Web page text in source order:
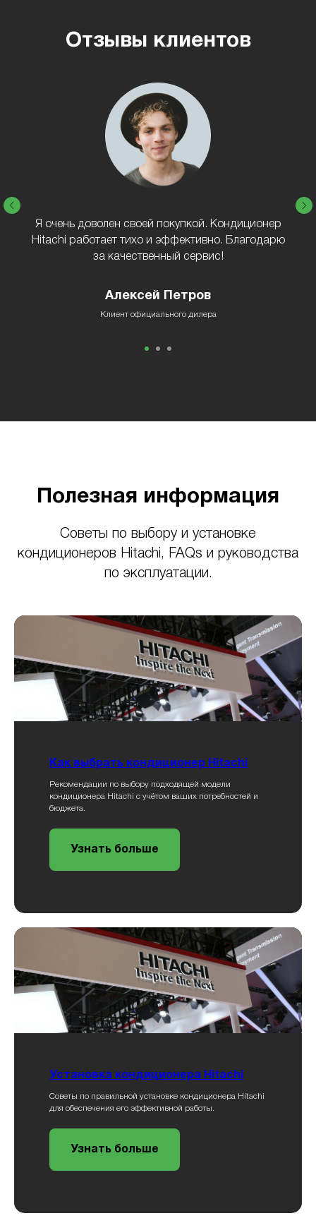
Отзывы клиентов
Я очень доволен своей покупкой. Кондиционер
Hitachi работает тихо и эффективно. Благодарю
за качественный сервис!
Алексей Петров
Клиент официального дилера
Полезная информация
Советы по выбору и установке
кондиционеров Hitachi, FAQs и руководства
по эксплуатации.
Как выбрать кондиционер Hitachi
Рекомендации по выбору подходящей модели
кондиционера Hitachi с учётом ваших потребностей и
бюджета.
Узнать больше
Установка кондиционера Hitachi
Советы по правильной установке кондиционера Hitachi
для обеспечения его эффективной работы.
Узнать больше